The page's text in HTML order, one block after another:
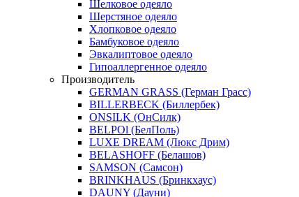
Шелковое одеяло
Шерстяное одеяло
Хлопковое одеяло
Бамбуковое одеяло
Эвкалиптовое одеяло
Гипоаллергенное одеяло
Производитель
GERMAN GRASS (Герман Грасс)
BILLERBECK (Биллербек)
ONSILK (ОнСилк)
BELPOl (БелПоль)
LUXE DREAM (Люкс Дрим)
BELASHOFF (Белашов)
SAMSON (Самсон)
BRINKHAUS (Бринкхаус)
DAUNY (Дауни)